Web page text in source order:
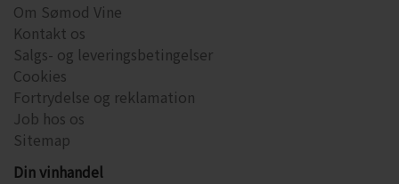
Om Sømod Vine
Kontakt os
Salgs- og leveringsbetingelser
Cookies
Fortrydelse og reklamation
Job hos os
Sitemap
Din vinhandel